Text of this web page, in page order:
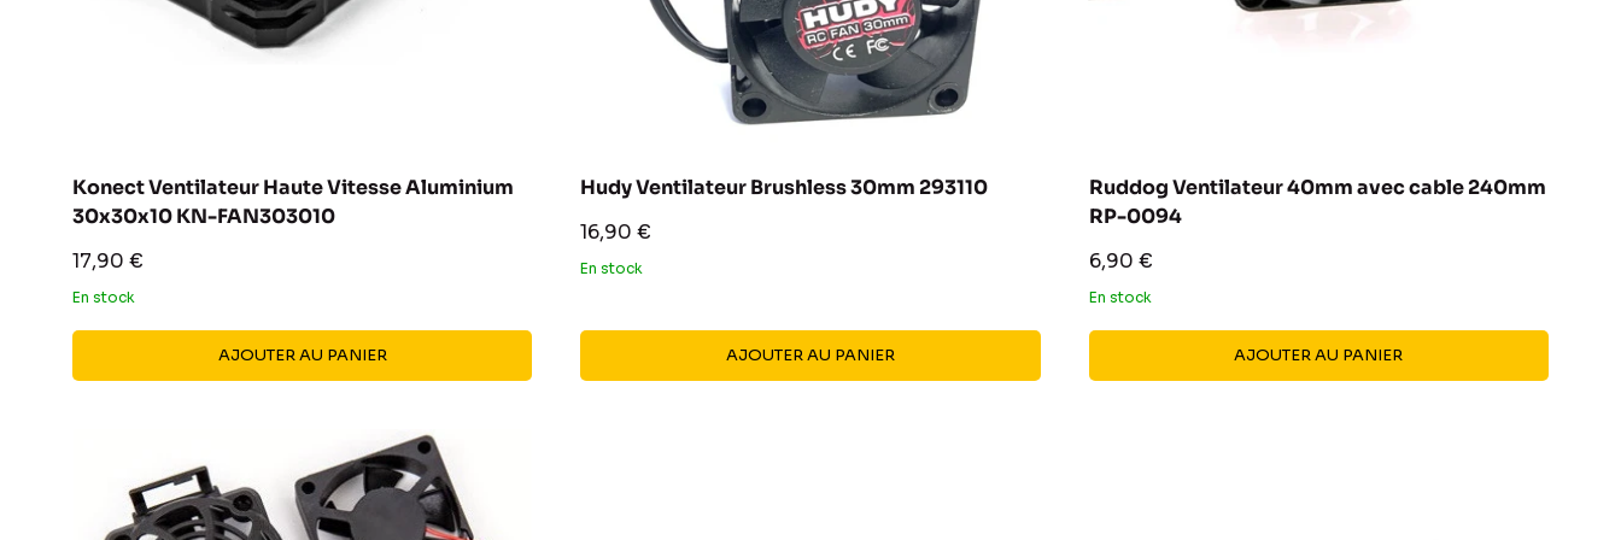
Konect Ventilateur Haute Vitesse Aluminium
30x30x10 KN-FAN303010
Prix
réduit
17,90 €
En stock
AJOUTER AU PANIER
Hudy Ventilateur Brushless 30mm 293110
Prix
réduit
16,90 €
En stock
AJOUTER AU PANIER
Ruddog Ventilateur 40mm avec cable 240mm
RP-0094
Prix
réduit
6,90 €
En stock
AJOUTER AU PANIER